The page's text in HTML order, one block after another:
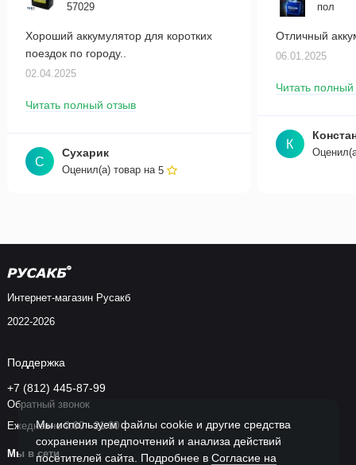
57029
Хороший аккумулятор для коротких
поездок по городу..
02.04.2025
Читать полный отзыв
С
Сухарик
Оценил(а) товар на5
пол
Отличный
06.01.2025
Читать полный
К
Мы используем файлы cookie и другие средства
сохранения предпочтений и анализа действий
посетителей сайта. Подробнее в Согласие на
Интернет-магазин Русакб
2022-2026
Поддержка
+7 (812) 445-87-99
Обратный звонок
Ежедневно 9:00 - 21:00
Мы в сети